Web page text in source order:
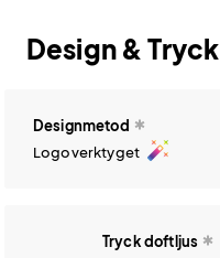
Design & Tryck
Designmetod
Logoverktyget auto_fix_high
Tryck doftljus